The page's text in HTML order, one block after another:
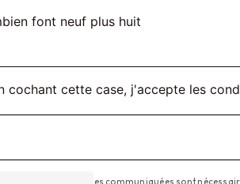
font neuf plus huit
cochant cette case, j'accepte les
données personnelles communiquées sont